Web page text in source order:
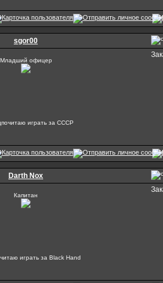
sgor00
Младший офицер
Darth Nox
Капитан